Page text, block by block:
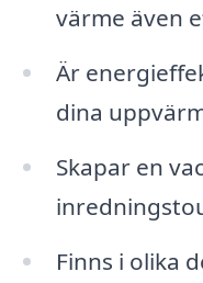
värme även
Är
dina
Skapar en
Finns i olika